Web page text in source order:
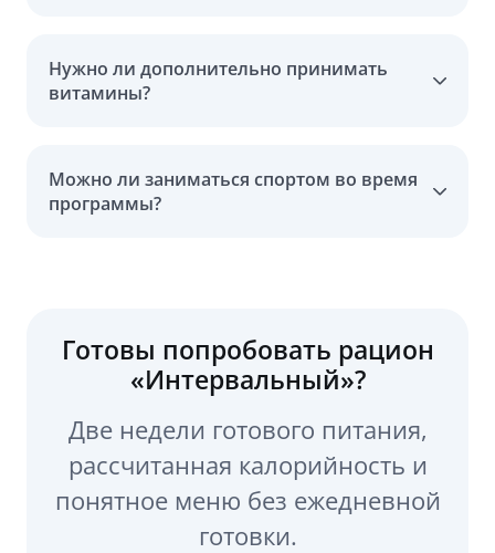
Нужно ли дополнительно принимать
витамины?
Можно ли заниматься спортом во время
программы?
Готовы попробовать рацион
«Интервальный»?
Две недели готового питания,
рассчитанная калорийность и
понятное меню без ежедневной
готовки.